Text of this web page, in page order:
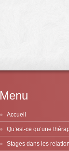
Menu
Accueil
Qu’est-ce qu’une
Stages dans les